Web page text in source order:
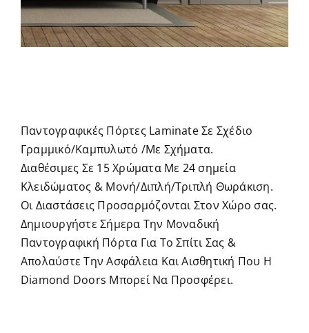
Παντογραφικές Πόρτες Laminate Σε Σχέδιο
Γραμμικό/Καμπυλωτό /Με Σχήματα.
Διαθέσιμες Σε 15 Χρώματα Με 24 σημεία
Κλειδώματος & Μονή/Διπλή/Τριπλή Θωράκιση.
Οι Διαστάσεις Προσαρμόζονται Στον Χώρο σας.
Δημιουργήστε Σήμερα Την Μοναδική
Παντογραφική Πόρτα Για Το Σπίτι Σας &
Απολαύστε Την Ασφάλεια Και Αισθητική Που Η
Diamond Doors Μπορεί Να Προσφέρει.